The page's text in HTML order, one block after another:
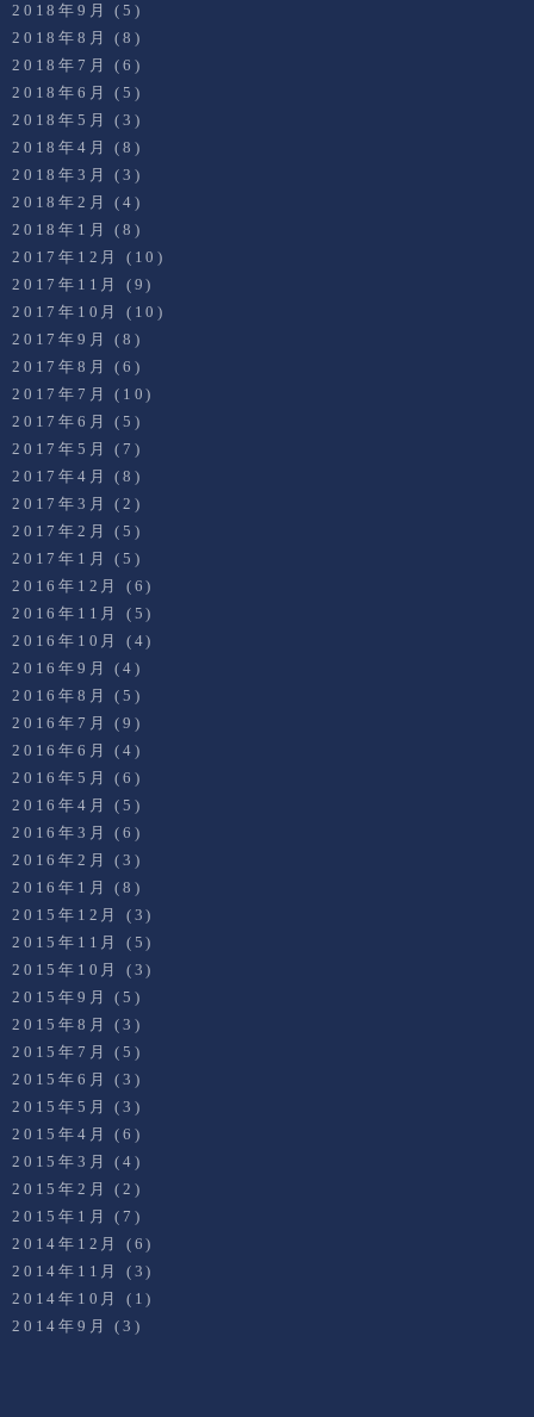
2018年9月
(5)
2018年8月
(8)
2018年7月
(6)
2018年6月
(5)
2018年5月
(3)
2018年4月
(8)
2018年3月
(3)
2018年2月
(4)
2018年1月
(8)
2017年12月
(10)
2017年11月
(9)
2017年10月
(10)
2017年9月
(8)
2017年8月
(6)
2017年7月
(10)
2017年6月
(5)
2017年5月
(7)
2017年4月
(8)
2017年3月
(2)
2017年2月
(5)
2017年1月
(5)
2016年12月
(6)
2016年11月
(5)
2016年10月
(4)
2016年9月
(4)
2016年8月
(5)
2016年7月
(9)
2016年6月
(4)
2016年5月
(6)
2016年4月
(5)
2016年3月
(6)
2016年2月
(3)
2016年1月
(8)
2015年12月
(3)
2015年11月
(5)
2015年10月
(3)
2015年9月
(5)
2015年8月
(3)
2015年7月
(5)
2015年6月
(3)
2015年5月
(3)
2015年4月
(6)
2015年3月
(4)
2015年2月
(2)
2015年1月
(7)
2014年12月
(6)
2014年11月
(3)
2014年10月
(1)
2014年9月
(3)